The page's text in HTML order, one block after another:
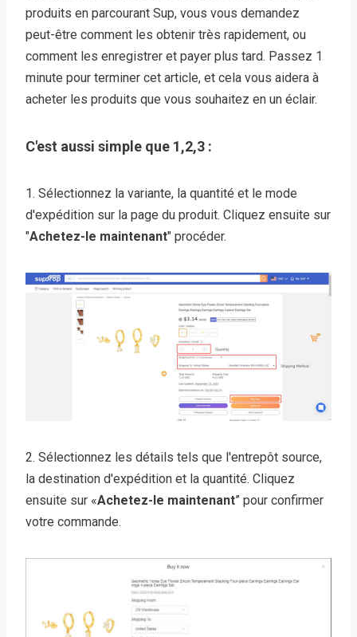
produits en parcourant Sup, vous vous demandez
peut-être comment les obtenir très rapidement, ou
comment les enregistrer et payer plus tard. Passez 1
minute pour terminer cet article, et cela vous aidera à
acheter les produits que vous souhaitez en un éclair.
C'est aussi simple que 1,2,3 :
1. Sélectionnez la variante, la quantité et le mode
d'expédition sur la page du produit. Cliquez ensuite sur
"Achetez-le maintenant" procéder.
2. Sélectionnez les détails tels que l'entrepôt source,
la destination d'expédition et la quantité. Cliquez
ensuite sur «Achetez-le maintenant” pour confirmer
votre commande.